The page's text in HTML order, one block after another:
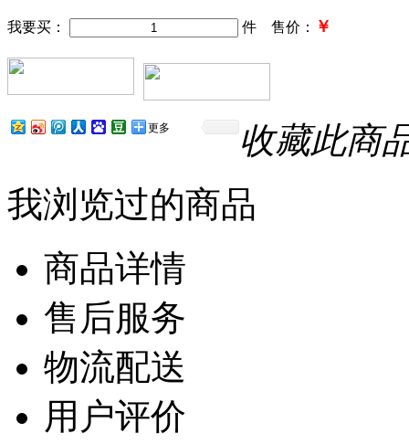
我要买： 件 售价： ￥
收藏此商
更多
我浏览过的商品
商品详情
售后服务
物流配送
用户评价